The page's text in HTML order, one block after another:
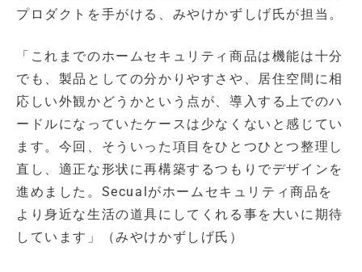
プロダクトを手がける、みやけかずしげ氏が担当。
「これまでのホームセキュリティ商品は機能は十分
でも、製品としての分かりやすさや、居住空間に相
応しい外観かどうかという点が、導入する上でのハ
ードルになっていたケースは少なくないと感じてい
ます。今回、そういった項目をひとつひとつ整理し
直し、適正な形状に再構築するつもりでデザインを
進めました。Secualがホームセキュリティ商品を
より身近な生活の道具にしてくれる事を大いに期待
しています」（みやけかずしげ氏）